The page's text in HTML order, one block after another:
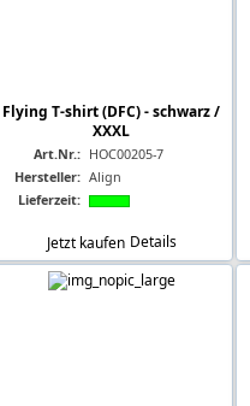
Flying T-shirt (DFC) - schwarz /
XXXL
Art.Nr.: HOC00205-7
Hersteller: Align
Lieferzeit:
Jetzt kaufen Details